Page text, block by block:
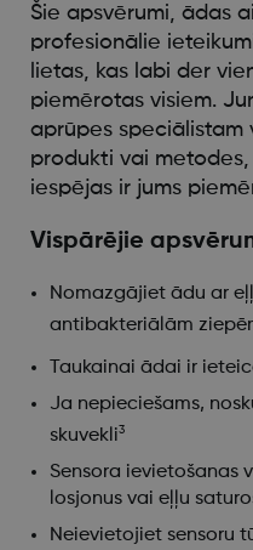
Šie apsvērumi, ādas
profesionālie
lietas, kas labi der
piemērotas visiem.
aprūpes speciālistam
produkti vai
iespējas ir jums
Vispārējie
Nomazgājiet ādu ar
antibakteriālām
Taukainai ādai ir
Ja nepieciešams,
skuvekli3
Sensora ievietošanas
losjonus vai eļļu
Neievietojiet sensoru